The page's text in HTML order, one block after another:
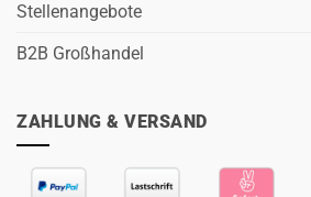
Stellenangebote
B2B Großhandel
ZAHLUNG & VERSAND